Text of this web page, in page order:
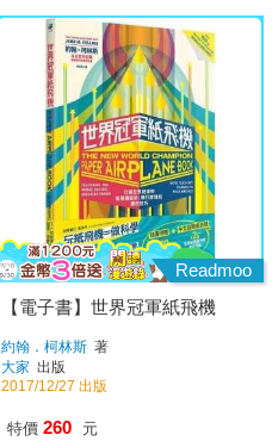
Readmoo
【電子書】世界冠軍紙飛機
約翰．柯林斯著
大家 出版
2017/12/27 出版
特價 260 元